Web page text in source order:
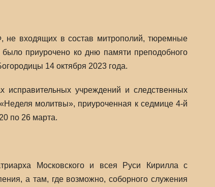
не входящих в состав митрополий, тюремные
приурочено ко дню памяти преподобного
14 октября 2023 года.
учреждений и следственных
молитвы», приуроченная к седмице 4-й
по 26 марта.
Московского и всея Руси Кирилла с
а там, где возможно, соборного служения